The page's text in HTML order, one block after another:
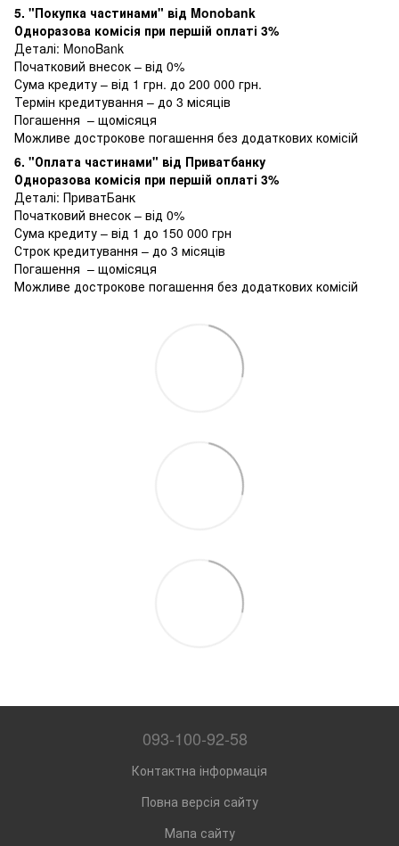
5. "Покупка частинами" від Monobank
Одноразова комісія при першій оплаті 3%
Деталі: MonoBank
Початковий внесок – від 0%
Сума кредиту – від 1 грн. до 200 000 грн.
Термін кредитування – до 3 місяців
Погашення – щомісяця
Можливе дострокове погашення без додаткових комісій
6. "Оплата частинами" від Приватбанку
Одноразова комісія при першій оплаті 3%
Деталі: ПриватБанк
Початковий внесок – від 0%
Сума кредиту – від 1 до 150 000 грн
Строк кредитування – до 3 місяців
Погашення – щомісяця
Можливе дострокове погашення без додаткових комісій
093-100-92-58
Контактна інформація
Повна версія сайту
Мапа сайту